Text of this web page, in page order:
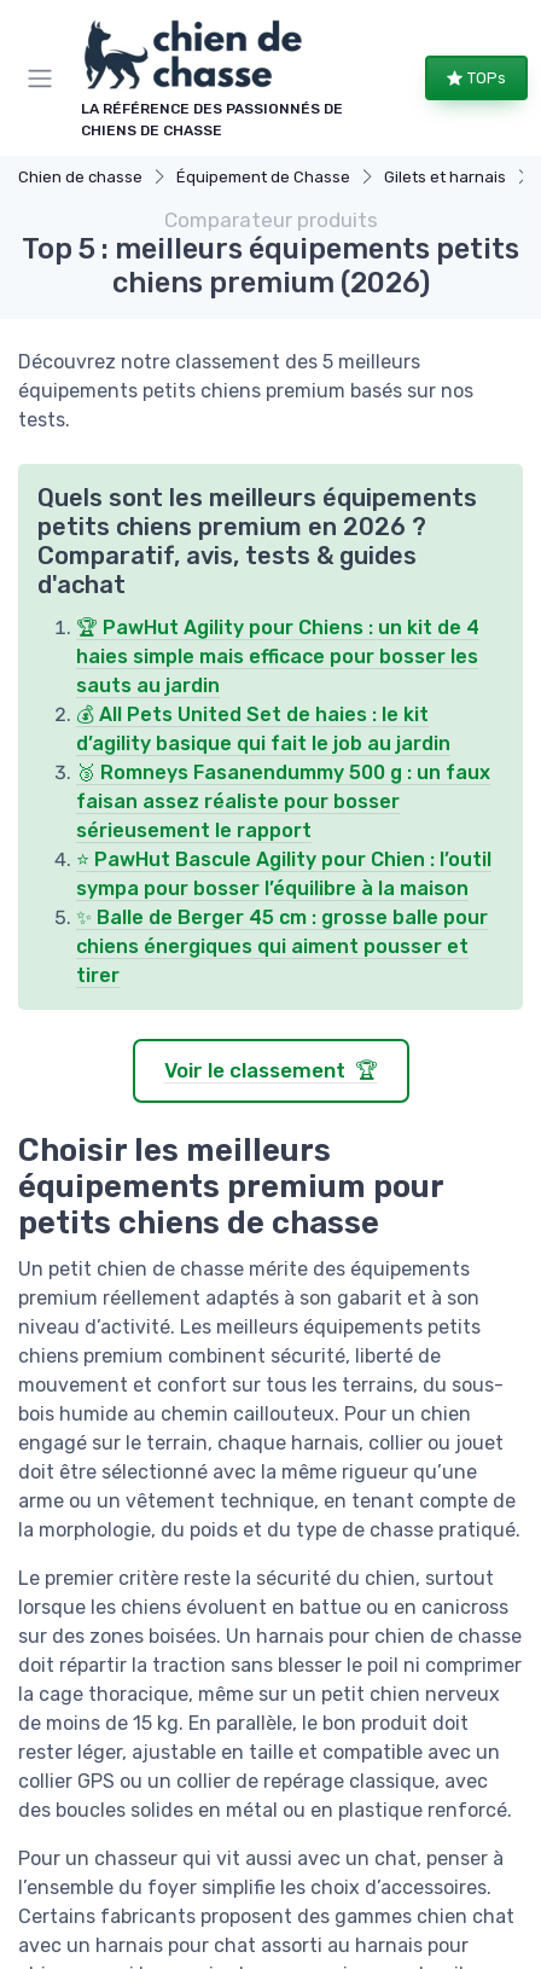
LA RÉFÉRENCE DES PASSIONNÉS DE
CHIENS DE CHASSE
TOPs
Chien de chasse Équipement de Chasse Gilets et harnais
Comparateur produits
Top 5 : meilleurs équipements petits
chiens premium (2026)
Découvrez notre classement des 5 meilleurs
équipements petits chiens premium basés sur nos
tests.
Quels sont les meilleurs équipements
petits chiens premium en 2026 ?
Comparatif, avis, tests & guides
d'achat
🏆 PawHut Agility pour Chiens : un kit de 4
haies simple mais efficace pour bosser les
sauts au jardin
💰 All Pets United Set de haies : le kit
d’agility basique qui fait le job au jardin
🥉 Romneys Fasanendummy 500 g : un faux
faisan assez réaliste pour bosser
sérieusement le rapport
⭐ PawHut Bascule Agility pour Chien : l’outil
sympa pour bosser l’équilibre à la maison
✨ Balle de Berger 45 cm : grosse balle pour
chiens énergiques qui aiment pousser et
tirer
Voir le classement 🏆
Choisir les meilleurs
équipements premium pour
petits chiens de chasse
Un petit chien de chasse mérite des équipements
premium réellement adaptés à son gabarit et à son
niveau d’activité. Les meilleurs équipements petits
chiens premium combinent sécurité, liberté de
mouvement et confort sur tous les terrains, du sous-
bois humide au chemin caillouteux. Pour un chien
engagé sur le terrain, chaque harnais, collier ou jouet
doit être sélectionné avec la même rigueur qu’une
arme ou un vêtement technique, en tenant compte de
la morphologie, du poids et du type de chasse pratiqué.
Le premier critère reste la sécurité du chien, surtout
lorsque les chiens évoluent en battue ou en canicross
sur des zones boisées. Un harnais pour chien de chasse
doit répartir la traction sans blesser le poil ni comprimer
la cage thoracique, même sur un petit chien nerveux
de moins de 15 kg. En parallèle, le bon produit doit
rester léger, ajustable en taille et compatible avec un
collier GPS ou un collier de repérage classique, avec
des boucles solides en métal ou en plastique renforcé.
Pour un chasseur qui vit aussi avec un chat, penser à
l’ensemble du foyer simplifie les choix d’accessoires.
Certains fabricants proposent des gammes chien chat
avec un harnais pour chat assorti au harnais pour
Panneau de gestion des cookies